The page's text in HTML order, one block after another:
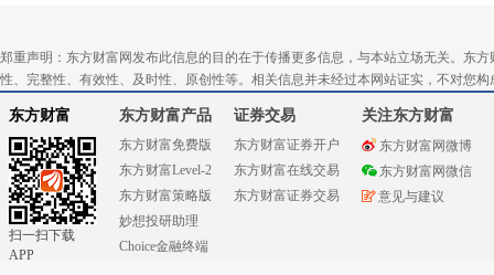
郑重声明：东方财富网发布此信息的目的在于传播更多信息，与本站立场无关。东
性、完整性、有效性、及时性、原创性等。相关信息并未经过本网站证实，不对您
东方财富
扫一扫下载
APP
东方财富产品
东方财富免费版
东方财富Level-2
东方财富策略版
妙想投研助理
Choice金融终端
证券交易
东方财富证券开户
东方财富在线交易
东方财富证券交易
关注东方财富
东方财富网微博
东方财富网微信
意见与建议